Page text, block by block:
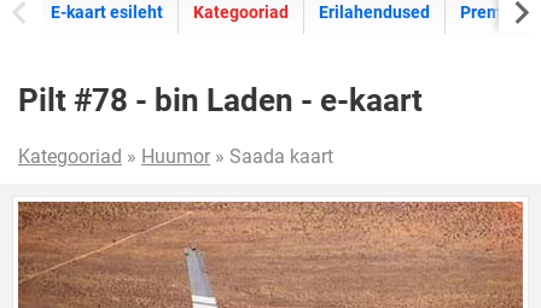
E-kaart esileht E-kaartide
Kategooriad Erilahendused Premium
Pilt #78 - bin Laden - e-kaart
Kategooriad » Huumor » Saada kaart